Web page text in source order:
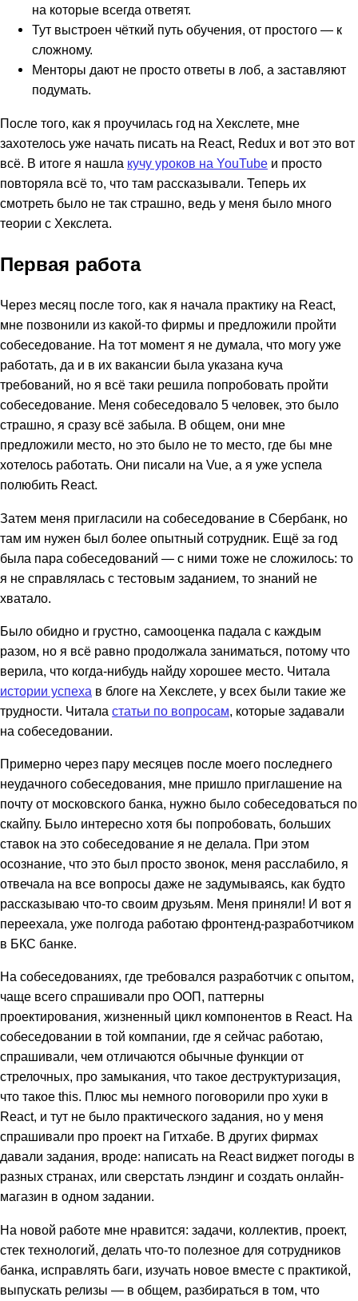
на которые всегда ответят.
Тут выстроен чёткий путь обучения, от простого — к
сложному.
Менторы дают не просто ответы в лоб, а заставляют
подумать.
После того, как я проучилась год на Хекслете, мне
захотелось уже начать писать на React, Redux и вот это вот
всё. В итоге я нашла кучу уроков на YouTube и просто
повторяла всё то, что там рассказывали. Теперь их
смотреть было не так страшно, ведь у меня было много
теории с Хекслета.
Первая работа
Через месяц после того, как я начала практику на React,
мне позвонили из какой-то фирмы и предложили пройти
собеседование. На тот момент я не думала, что могу уже
работать, да и в их вакансии была указана куча
требований, но я всё таки решила попробовать пройти
собеседование. Меня собеседовало 5 человек, это было
страшно, я сразу всё забыла. В общем, они мне
предложили место, но это было не то место, где бы мне
хотелось работать. Они писали на Vue, а я уже успела
полюбить React.
Затем меня пригласили на собеседование в Сбербанк, но
там им нужен был более опытный сотрудник. Ещё за год
была пара собеседований — с ними тоже не сложилось: то
я не справлялась с тестовым заданием, то знаний не
хватало.
Было обидно и грустно, самооценка падала с каждым
разом, но я всё равно продолжала заниматься, потому что
верила, что когда-нибудь найду хорошее место. Читала
истории успеха в блоге на Хекслете, у всех были такие же
трудности. Читала статьи по вопросам, которые задавали
на собеседовании.
Примерно через пару месяцев после моего последнего
неудачного собеседования, мне пришло приглашение на
почту от московского банка, нужно было собеседоваться по
скайпу. Было интересно хотя бы попробовать, больших
ставок на это собеседование я не делала. При этом
осознание, что это был просто звонок, меня расслабило, я
отвечала на все вопросы даже не задумываясь, как будто
рассказываю что-то своим друзьям. Меня приняли! И вот я
переехала, уже полгода работаю фронтенд-разработчиком
в БКС банке.
На собеседованиях, где требовался разработчик с опытом,
чаще всего спрашивали про ООП, паттерны
проектирования, жизненный цикл компонентов в React. На
собеседовании в той компании, где я сейчас работаю,
спрашивали, чем отличаются обычные функции от
стрелочных, про замыкания, что такое деструктуризация,
что такое this. Плюс мы немного поговорили про хуки в
React, и тут не было практического задания, но у меня
спрашивали про проект на Гитхабе. В других фирмах
давали задания, вроде: написать на React виджет погоды в
разных странах, или сверстать лэндинг и создать онлайн-
магазин в одном задании.
На новой работе мне нравится: задачи, коллектив, проект,
стек технологий, делать что-то полезное для сотрудников
банка, исправлять баги, изучать новое вместе с практикой,
выпускать релизы — в общем, разбираться в том, что